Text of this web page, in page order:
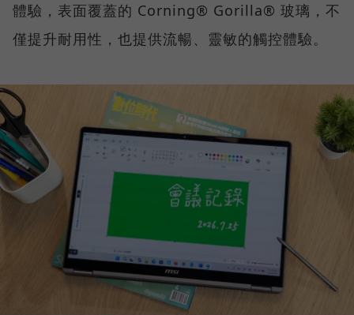
體驗，表面覆蓋的 Corning® Gorilla® 玻璃，不
僅提升耐用性，也提供流暢、靈敏的觸控體驗。